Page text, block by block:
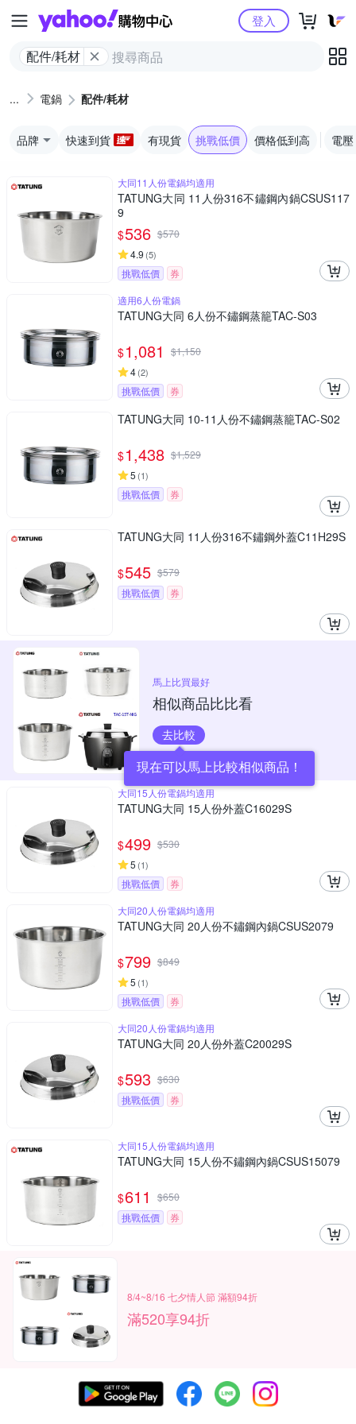
Yahoo購物中心
配件/耗材
登入
電鍋 配件/耗材
品牌 快速到貨 有現貨 挑戰低價 價格低到高 電壓
大同11人份電鍋均適用
TATUNG大同 11人份316不鏽鋼內鍋CSUS117
9
$536 $570
4.9 (5)
挑戰低價
券
適用6人份電鍋
TATUNG大同 6人份不鏽鋼蒸籠TAC-S03
$1,081 $1,150
4(2)
挑戰低價 券
TATUNG大同 10-11人份不鏽鋼蒸籠TAC-S02
$1,438 $1,529
5 (1)
挑戰低價 券
TATUNG大同 11人份316不鏽鋼外蓋C11H29S
$545 $579
挑戰低價
券
馬上比買最好
相似商品比比看
去比較
現在可以馬上比較相似商品！
大同15人份電鍋均適用
TATUNG大同 15人份外蓋C16029S
$499 $530
5 (1)
挑戰低價
券
大同20人份電鍋均適用
TATUNG大同 20人份不鏽鋼內鍋CSUS2079
$799 $849
5 (1)
挑戰低價
券
大同20人份電鍋均適用
TATUNG大同 20人份外蓋C20029S
$593 $630
挑戰低價
券
大同15人份電鍋均適用
TATUNG大同 15人份不鏽鋼內鍋CSUS15079
$611 $650
挑戰低價
券
8/4~8/16 七夕情人節 滿額94折
滿520享94折